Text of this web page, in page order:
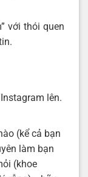
với thói quen
lên.
(kể cả bạn
làm bạn
(khoe